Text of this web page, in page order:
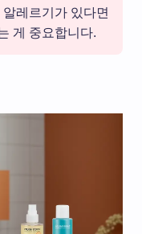
레르기가 있다면
게 중요합니다.